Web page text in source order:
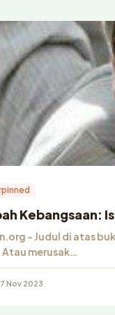
Kebangsaan:
– Judul di atas
merusak…
Nov 2023